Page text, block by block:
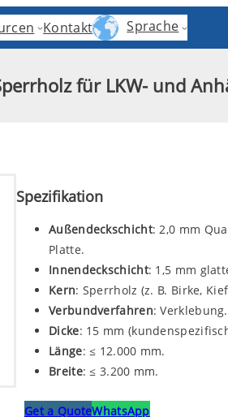
Kontakt Sprache
für LKW- und
Spezifikation
Außendeckschicht: 2,0 mm
Platte.
Innendeckschicht: 1,5 mm
Kern: Sperrholz (z. B. Birke,
Verbundverfahren: Verklebung.
Dicke: 15 mm
Länge: ≤ 12.000 mm.
Breite: ≤ 3.200 mm.
Get a QuoteWhatsApp